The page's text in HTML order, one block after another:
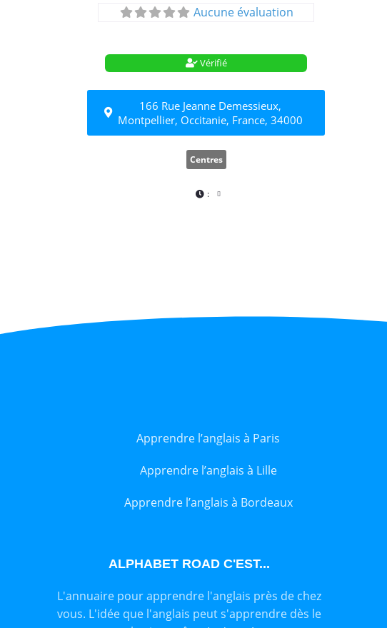
Aucune évaluation
Vérifié
166 Rue Jeanne Demessieux,
Montpellier, Occitanie, France, 34000
Centres
:
Apprendre l’anglais à Paris
Apprendre l’anglais à Lille
Apprendre l’anglais à Bordeaux
ALPHABET ROAD C'EST...
L'annuaire pour apprendre l'anglais près de chez
vous. L'idée que l'anglais peut s'apprendre dès le